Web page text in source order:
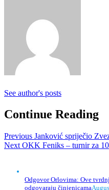
See author's posts
Continue Reading
Previous Janković spriječio
Next OKK Feniks – turnir za
Odgovor Orlovima: ​Ove
odgovaraju činjenicama